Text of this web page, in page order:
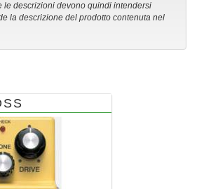
le descrizioni devono quindi intendersi
la descrizione del prodotto contenuta nel